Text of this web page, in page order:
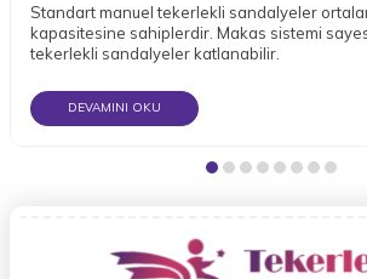
Standart manuel tekerlekli sandalyeler
kapasitesine sahiplerdir. Makas sistemi
tekerlekli sandalyeler katlanabilir.
DEVAMINI OKU